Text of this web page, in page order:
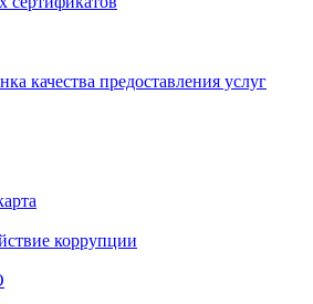
качества предоставления услуг
коррупции